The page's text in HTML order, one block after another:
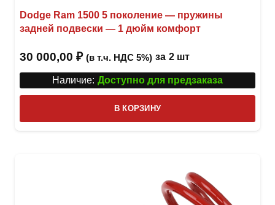
Dodge Ram 1500 5 поколение — пружины
задней подвески — 1 дюйм комфорт
30 000,00 ₽ (в т.ч. НДС 5%) за 2 шт
Наличие: Доступно для предзаказа
В КОРЗИНУ